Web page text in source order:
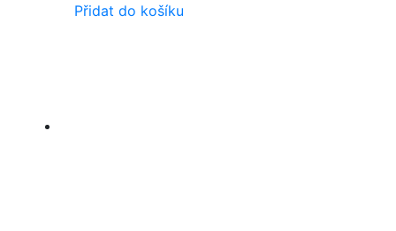
Přidat do košíku